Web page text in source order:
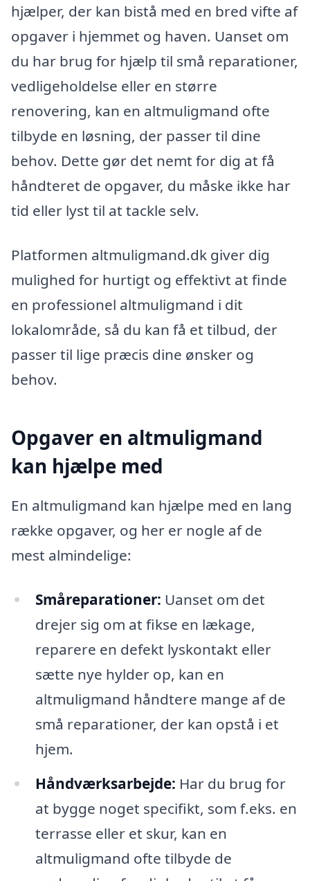
hjælper, der kan bistå med en bred vifte af
opgaver i hjemmet og haven. Uanset om
du har brug for hjælp til små reparationer,
vedligeholdelse eller en større
renovering, kan en altmuligmand ofte
tilbyde en løsning, der passer til dine
behov. Dette gør det nemt for dig at få
håndteret de opgaver, du måske ikke har
tid eller lyst til at tackle selv.
Platformen altmuligmand.dk giver dig
mulighed for hurtigt og effektivt at finde
en professionel altmuligmand i dit
lokalområde, så du kan få et tilbud, der
passer til lige præcis dine ønsker og
behov.
Opgaver en altmuligmand
kan hjælpe med
En altmuligmand kan hjælpe med en lang
række opgaver, og her er nogle af de
mest almindelige:
Småreparationer: Uanset om det
drejer sig om at fikse en lækage,
reparere en defekt lyskontakt eller
sætte nye hylder op, kan en
altmuligmand håndtere mange af de
små reparationer, der kan opstå i et
hjem.
Håndværksarbejde: Har du brug for
at bygge noget specifikt, som f.eks. en
terrasse eller et skur, kan en
altmuligmand ofte tilbyde de